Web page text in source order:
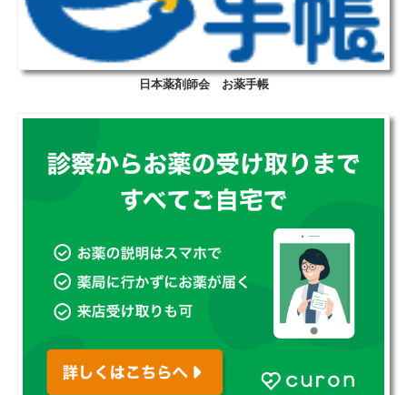
日本薬剤師会 お薬手帳